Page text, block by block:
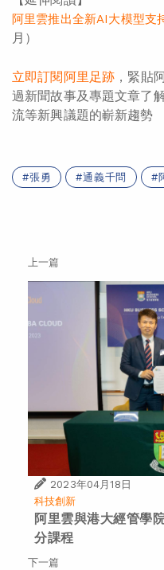
阿里雲推出全新AI大模型支
月）
立即訂閱阿里足跡 ，緊貼
過新聞故事及專題文章了
流等新興議題的嶄新趨勢
張勇 通義千問
上一篇
2023年04月18日
科技創新
阿里雲與港大經管學
分課程
下一篇